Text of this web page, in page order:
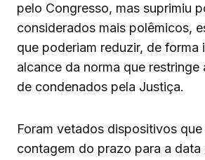
pelo Congresso, mas suprimiu
considerados mais polêmicos,
que poderiam reduzir, de forma
alcance da norma que restringe
de condenados pela Justiça.
Foram vetados dispositivos
contagem do prazo para a data